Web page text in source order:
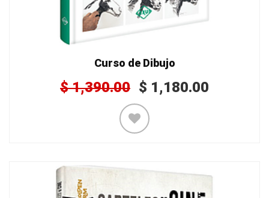
Curso de Dibujo
$1,390.00 $ 1,180.00